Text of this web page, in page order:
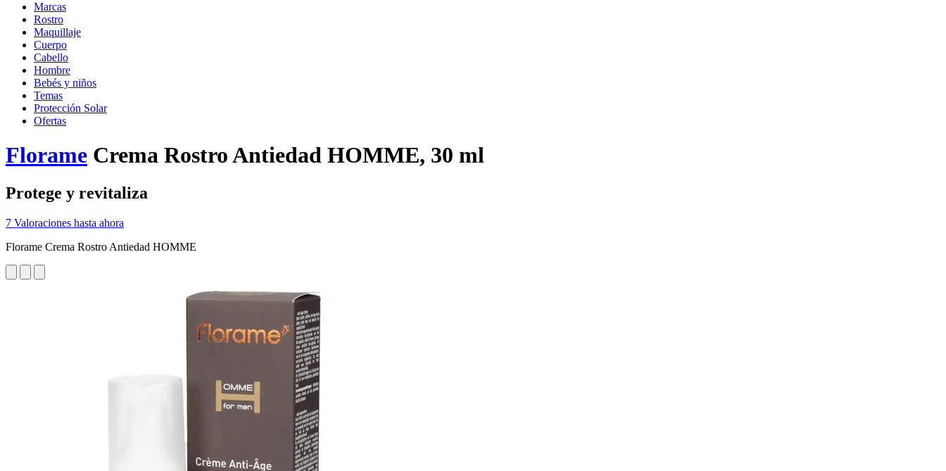
Marcas
Rostro
Maquillaje
Cuerpo
Cabello
Hombre
Bebés y niños
Temas
Protección Solar
Ofertas
Florame Crema Rostro Antiedad HOMME, 30 ml
Protege y revitaliza
7 Valoraciones hasta ahora
Florame Crema Rostro Antiedad HOMME